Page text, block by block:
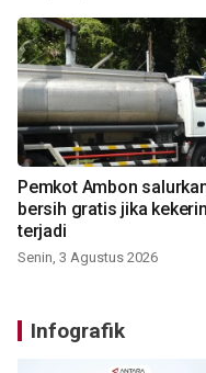
Pemkot Ambon
bersih gratis jika
terjadi
Senin, 3 Agustus 2026
Infografik